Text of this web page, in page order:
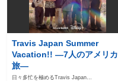
Travis Japan Summer
Vacation!! ―7人のアメリカ
旅―
日々多忙を極めるTravis Japan…